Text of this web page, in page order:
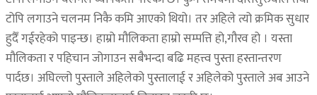
टोपि लगाउने चलनम निकै कमि आएको थियो। तर अहिले त्यो क्रमिक सुधार
हुदैँ गईरहेको पाइन्छ। हाम्रो मौलिकता हाम्रो सम्पत्ति हो,गौरव हो । यस्ता
मौलिकता र पहिचान जोगाउन सबैभन्दा बढि महत्त्व पुस्ता हस्तान्तरण
पार्दछ। अघिल्लो पुस्ताले अहिलेको पुस्तालाई र अहिलेको पुस्ताले अब आउने